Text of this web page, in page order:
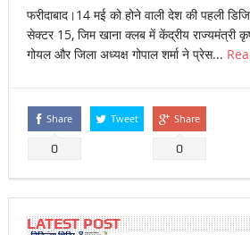
फरीदाबाद।14 मई को होने वाली देश की पहली
सेक्टर 15, जिम खाना क्लब में केंद्रीय राज्यमंत्री
गोयल और जिला अध्यक्ष गोपाल शर्मा ने प्रेस...
Share
0
Tweet Share
0
LATEST POST